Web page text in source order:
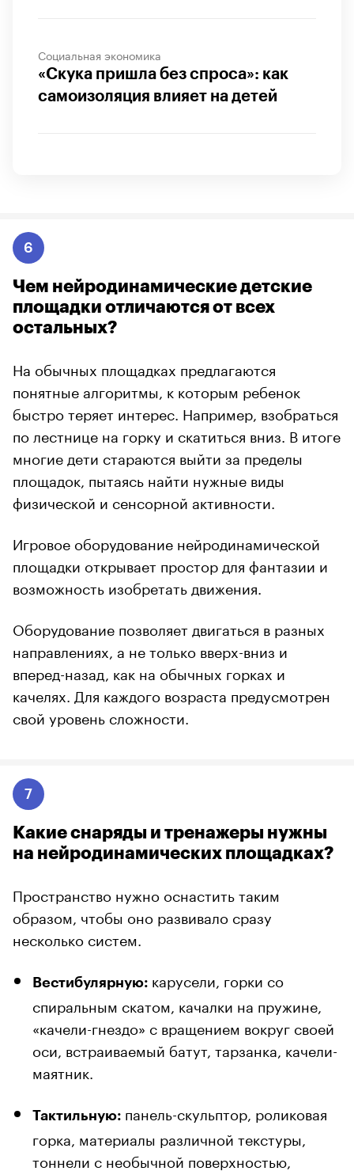
Социальная экономика
«Скука пришла без спроса»: как
самоизоляция влияет на детей
6
Чем нейродинамические детские
площадки отличаются от всех
остальных?
На обычных площадках предлагаются
понятные алгоритмы, к которым ребенок
быстро теряет интерес. Например, взобраться
по лестнице на горку и скатиться вниз. В итоге
многие дети стараются выйти за пределы
площадок, пытаясь найти нужные виды
физической и сенсорной активности.
Игровое оборудование нейродинамической
площадки открывает простор для фантазии и
возможность изобретать движения.
Оборудование позволяет двигаться в разных
направлениях, а не только вверх-вниз и
вперед-назад, как на обычных горках и
качелях. Для каждого возраста предусмотрен
свой уровень сложности.
7
Какие снаряды и тренажеры нужны
на нейродинамических площадках?
Пространство нужно оснастить таким
образом, чтобы оно развивало сразу
несколько систем.
Вестибулярную: карусели, горки со
спиральным скатом, качалки на пружине,
«качели-гнездо» с вращением вокруг своей
оси, встраиваемый батут, тарзанка, качели-
маятник.
Тактильную: панель-скульптор, роликовая
горка, материалы различной текстуры,
тоннели с необычной поверхностью,